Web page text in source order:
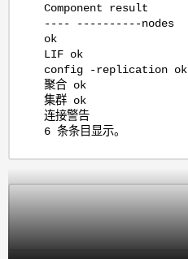
Component result
---- ----------nodes
ok
LIF ok
config -replication ok
聚合 ok
集群 ok
连接警告
6 条条目显示。